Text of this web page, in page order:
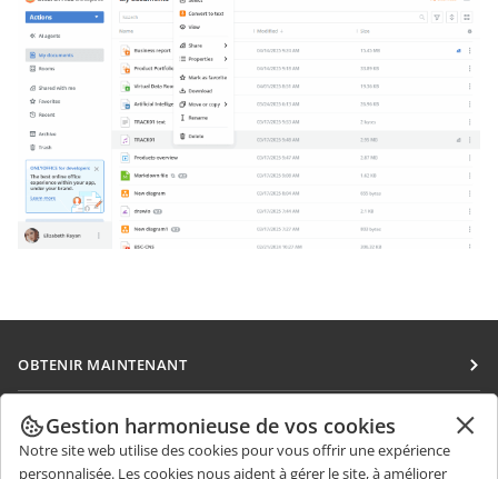
OBTENIR MAINTENANT
Docs
DocSpace
COLLABORATION
Pour les contributeurs
OBTENIR DES NOUVELLES
Gestion harmonieuse de vos cookies
Notre site web utilise des cookies pour vous offrir une expérience
personnalisée. Les cookies nous aident à gérer le site, à améliorer